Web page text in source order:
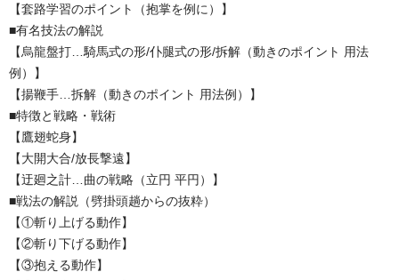
【套路学習のポイント（抱掌を例に）】
■有名技法の解説
【烏龍盤打…騎馬式の形/仆腿式の形/拆解（動きのポイント 用法
例）】
【揚鞭手…拆解（動きのポイント 用法例）】
■特徴と戦略・戦術
【鷹翅蛇身】
【大開大合/放長撃遠】
【迂廻之計…曲の戦略（立円 平円）】
■戦法の解説（劈掛頭趟からの抜粋）
【①斬り上げる動作】
【②斬り下げる動作】
【③抱える動作】